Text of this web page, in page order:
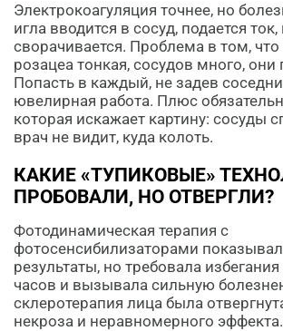
Электрокоагуляция точнее, но
игла вводится в сосуд, подается
сворачивается. Проблема в том,
розацеа тонкая, сосудов много, они
Попасть в каждый, не задев
ювелирная работа. Плюс
которая искажает картину: сосуды
врач не видит, куда колоть.
КАКИЕ «ТУПИКОВЫЕ»
ПРОБОВАЛИ, НО ОТВЕРГЛИ?
Фотодинамическая терапия с
фотосенсибилизаторами
результаты, но требовала
часов и вызывала сильную
склеротерапия лица была
некроза и неравномерного эффекта.